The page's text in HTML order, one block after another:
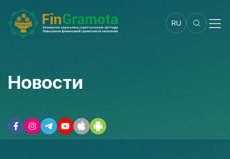
RU
Новости